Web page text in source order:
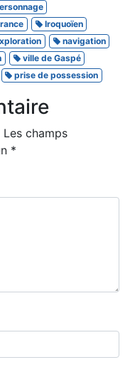
Iroquoïen
navigation
ville de Gaspé
prise de possession
Les champs
*